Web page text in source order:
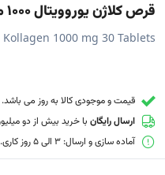
قرص کلاژن یوروویتال 1000 میلی گرم بسته 30 عددی
Kollagen 1000 mg 30 Tablets
قیمت و موجودی کالا به روز می باشد.
ارسال رایگان با خرید بیش از دو
آماده سازی و ارسال: 3 الی 5 روز کاری.